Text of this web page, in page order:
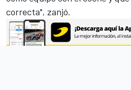
correcta", zanjó.